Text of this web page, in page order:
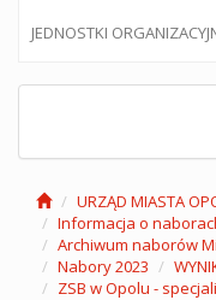
JEDNOSTKI
URZĄD MIASTA
Informacja o
Archiwum naborów
Nabory 2023
ZSB w Opolu -